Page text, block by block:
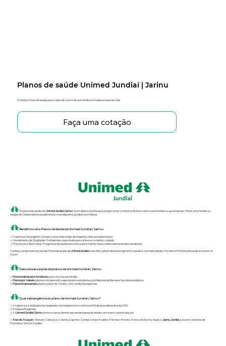
Planos de saúde Unimed Jundiaí | Jarinu
O Melhor Plano de saúde para cuidar de você e de sua família em todas as fases da vida
Faça uma cotação
Os planos de saúde daUnimed Jundiaí | Jarinuforam desenvolvidos para proporcionar o máximo de bem-estar à sua família e a sua empresa. Afinal, uma família ou
equipe de colaboradores saudáveis são mais dispostos, produtivos e felizes.
Benefícios dos Planos de Saúde da Unimed Jundiaí | Jarinu:
✓ Cobertura Abrangente: Acesso a uma rede ampla de hospitais, clínicas e laboratórios.
✓ Atendimento de Qualidade: Profissionais capacitados para oferecer o melhor cuidado.
✓ Prevenção e Bem-Estar: Programas de saúde preventiva para manter seus colaboradores sempre saudáveis.
Conheça as diversas opções de Planos de saúde daUnimed Jundiaíe escolha o plano ideal para garantir a saúde e a produtividade. e Investir em Planos de saúde é investir no
futuro.
Descubra as opções de planos da Unimed Jundiaí | Jarinu:
✓ Planos Individuais e familiares:para você ou sua família
✓ Planos por Adesão:planos com desconto especial para estudantes, profissionais de liberais e Servidores públicos.
✓ Planos Empresariais:planos a partir de 1 titular, com condições especiais.
Qual a abrangência do plano da Unimed Jundiaí | Jarinu?
✓ A cobertura é ambulatorial, hospitalar com obstetrícia e conforme Rol de procedimentos da ANS.
✓ Produtos Regionais.
✓ AUnimed Jundiaí| Jarinuoferece a seus clientes opções de planos de saúde com e sem coparticipação!
✓ Área de Atuação: : Barueri, Cabreúva, Caieiras, Cajamar, Campo Limpo Paulista, Francisco Morato, Franco da Rocha, Itupeva, Jarinu, Jundiaí,Louveira, Santana de
Parnaíba e Várzea Paulista